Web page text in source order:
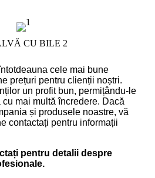
cele mai bune
prețuri pentru clienții noștri.
un profit bun, permițându-le
mai multă încredere. Dacă
și produsele noastre, vă
contactați pentru informații
pentru detalii despre